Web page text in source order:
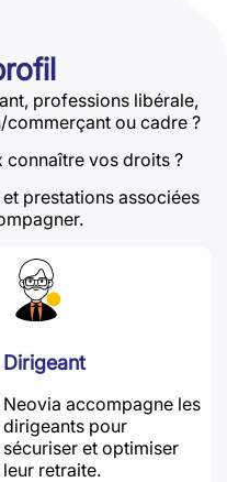
professions libérale,
ou cadre ?
connaître vos droits ?
prestations associées
Dirigeant
Neovia accompagne les
dirigeants pour
sécuriser et optimiser
leur retraite.